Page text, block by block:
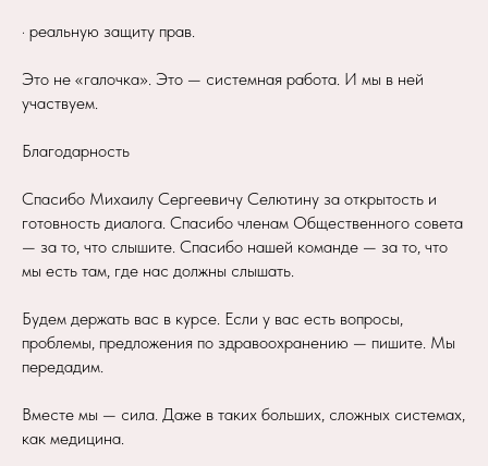
· реальную защиту прав.
Это не «галочка». Это — системная работа. И мы в ней
участвуем.
Благодарность
Спасибо Михаилу Сергеевичу Селютину за открытость и
готовность диалога. Спасибо членам Общественного совета
— за то, что слышите. Спасибо нашей команде — за то, что
мы есть там, где нас должны слышать.
Будем держать вас в курсе. Если у вас есть вопросы,
проблемы, предложения по здравоохранению — пишите. Мы
передадим.
Вместе мы — сила. Даже в таких больших, сложных системах,
как медицина.